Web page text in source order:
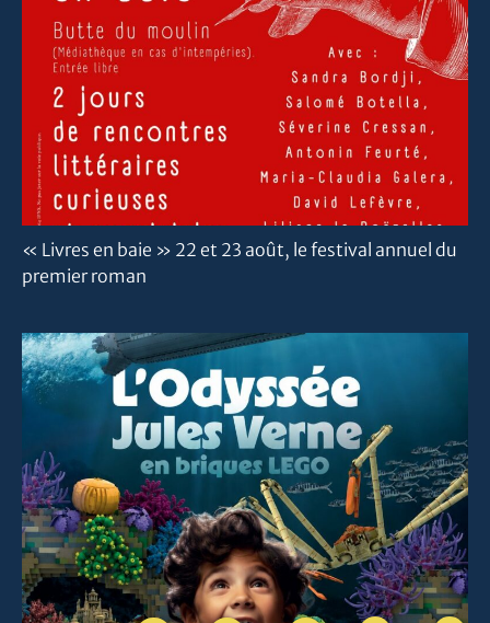
« Livres en baie » 22 et 23 août, le festival annuel du
premier roman